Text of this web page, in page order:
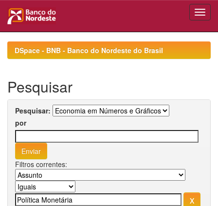
navigationDSpace - BNB - Banco do Nordeste do Brasil
Pesquisar
Pesquisar:
por
Filtros correntes: